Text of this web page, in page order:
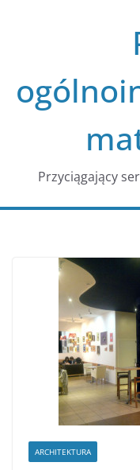
Przyciągający
ARCHITEKTURA